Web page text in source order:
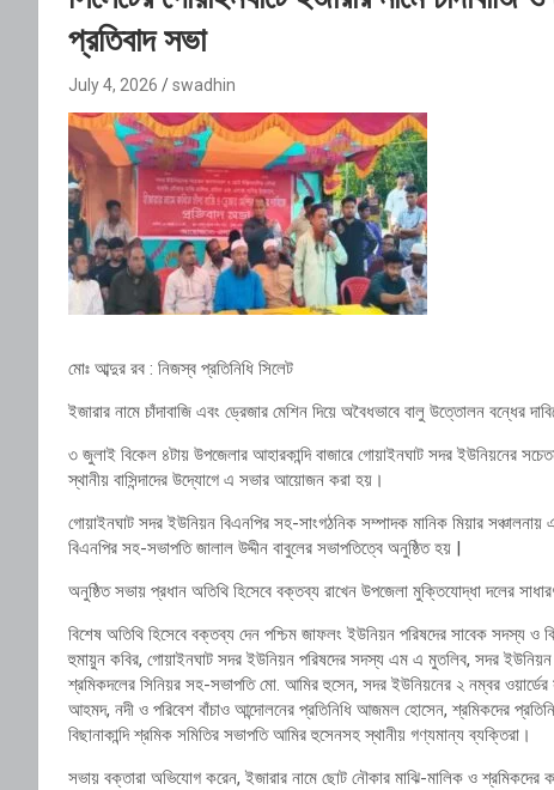
প্রতিবাদ সভা
July 4, 2026 swadhin
মোঃ আব্দুর রব : নিজস্ব প্রতিনিধি সিলেট
ইজারার নামে চাঁদাবাজি এবং ড্রেজার মেশিন দিয়ে অবৈধভাবে বালু উত্তোলন বন্ধের
৩ জুলাই বিকেল ৪টায় উপজেলার আহারকান্দি বাজারে গোয়াইনঘাট সদর ইউনিয়নের
স্থানীয় বাসিন্দাদের উদ্যোগে এ সভার আয়োজন করা হয়।
গোয়াইনঘাট সদর ইউনিয়ন বিএনপির সহ-সাংগঠনিক সম্পাদক মানিক মিয়ার
বিএনপির সহ-সভাপতি জালাল উদ্দীন বাবুলের সভাপতিত্বে অনুষ্ঠিত হয় |
অনুষ্ঠিত সভায় প্রধান অতিথি হিসেবে বক্তব্য রাখেন উপজেলা মুক্তিযোদ্ধা দলের
বিশেষ অতিথি হিসেবে বক্তব্য দেন পশ্চিম জাফলং ইউনিয়ন পরিষদের সাবেক সদস্য ও
হুমায়ুন কবির, গোয়াইনঘাট সদর ইউনিয়ন পরিষদের সদস্য এম এ মুতলিব, সদর
শ্রমিকদলের সিনিয়র সহ-সভাপতি মো. আমির হুসেন, সদর ইউনিয়নের ২ নম্বর
আহমদ, নদী ও পরিবেশ বাঁচাও আন্দোলনের প্রতিনিধি আজমল হোসেন, শ্রমিকদের
বিছানাকান্দি শ্রমিক সমিতির সভাপতি আমির হুসেনসহ স্থানীয় গণ্যমান্য ব্যক্তিরা।
সভায় বক্তারা অভিযোগ করেন, ইজারার নামে ছোট নৌকার মাঝি-মালিক ও শ্রমিকদের